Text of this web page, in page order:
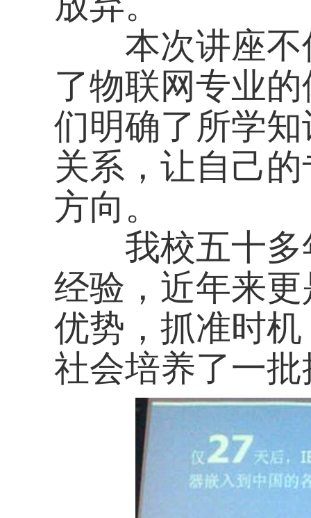
优势，抓准时机，发
社会培养了一批批应